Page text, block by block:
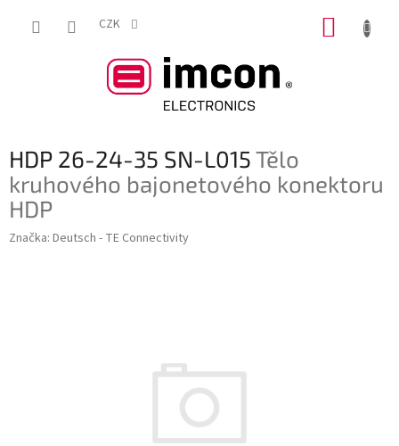
CZK
HDP 26-24-35 SN-L015Tělo
kruhového bajonetového konektoru
HDP
Značka: Deutsch - TE Connectivity